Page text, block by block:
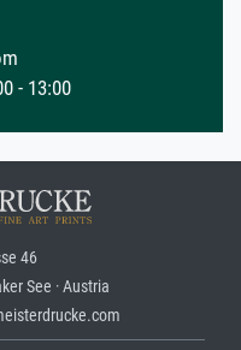
- 13:00
46
See · Austria